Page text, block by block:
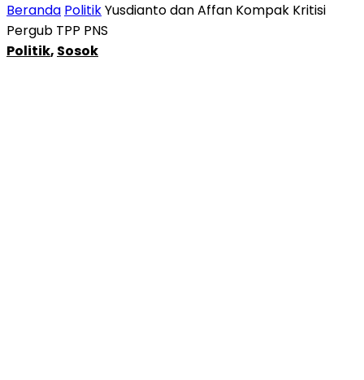
Beranda PolitikYusdianto dan Affan Kompak Kritisi
Pergub TPP PNS
Politik, Sosok